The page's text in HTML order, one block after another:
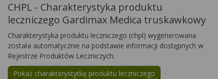
CHPL - Charakterystyka produktu
leczniczego Gardimax Medica truskawkowy
Charakterystyka produktu leczniczego (chpl) wygenerowana
została automatycznie na podstawie informacji dostępnych w
Rejestrze Produktów Leczniczych.
Pokaż charakterystytkę produktu leczniczego